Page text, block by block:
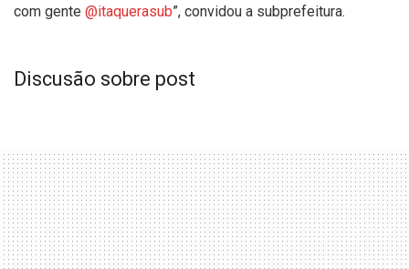
com gente @itaquerasub”, convidou a subprefeitura.
Discusão sobre post